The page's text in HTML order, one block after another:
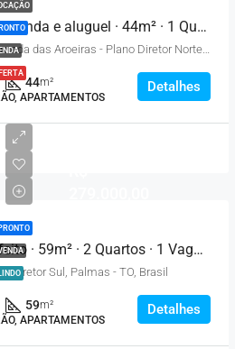
Apartamento para venda e aluguel · 44m² · 1 Quarto · 1 Vaga – Palmas
Quadra 105 Norte Alameda das Aroeiras - Plano Diretor Norte, Palmas - TO, Brasil
44m²
APARTAMENTOS
Detalhes
Apartamento perfeito · 59m² · 2 Quartos · 1 Vaga – Palmas
Diretor Sul, Palmas - TO, Brasil
59m²
APARTAMENTOS
Detalhes